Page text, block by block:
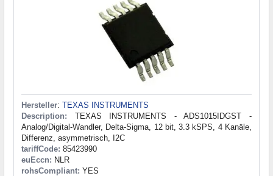
Hersteller: TEXAS INSTRUMENTS
Description: TEXAS INSTRUMENTS - ADS1015IDGST -
Analog/Digital-Wandler, Delta-Sigma, 12 bit, 3.3 kSPS, 4 Kanäle,
Differenz, asymmetrisch, I2C
tariffCode: 85423990
euEccn: NLR
rohsCompliant: YES